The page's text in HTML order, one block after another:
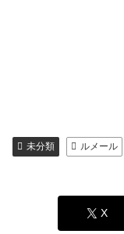
未分類 ルメール
X